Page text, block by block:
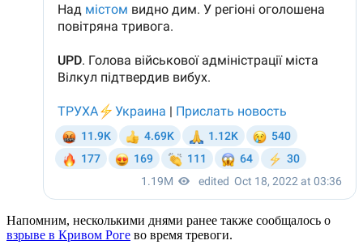
Напомним, несколькими днями ранее также сообщалось о
взрыве в Кривом Роге во время тревоги.